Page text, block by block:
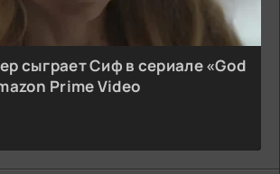
сыграет Сиф в сериале «God
Prime Video